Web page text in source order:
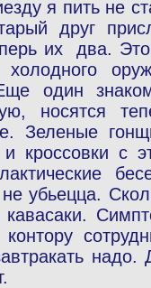
я пить не
друг
их два.
один
носятся
Зеленые
кроссовки с
убьецца.
надо.